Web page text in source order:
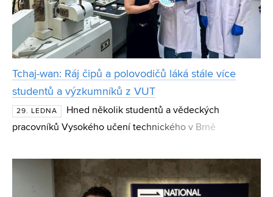
Tchaj-wan: Ráj čipů a polovodičů láká stále více
studentů a výzkumníků z VUT
29. LEDNA
Hned několik studentů a vědeckých
pracovníků Vysokého učení technického v Brně
tamními firmami a univerzitami se čeští studenti i
výzkumníci moho